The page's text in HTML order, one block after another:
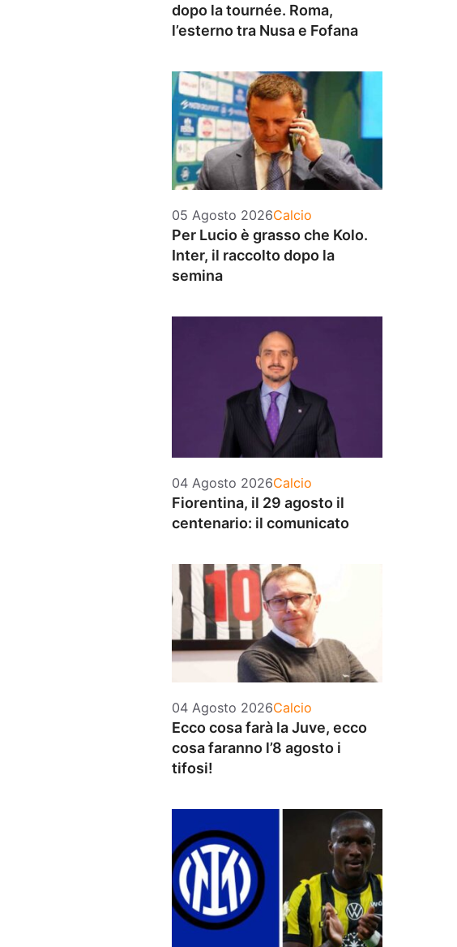
dopo la tournée. Roma,
l’esterno tra Nusa e Fofana
05 Agosto 2026Categorie
Calcio
Per Lucio è grasso che Kolo.
Inter, il raccolto dopo la
semina
04 Agosto 2026Categorie
Calcio
Fiorentina, il 29 agosto il
centenario: il comunicato
04 Agosto 2026Categorie
Calcio
Ecco cosa farà la Juve, ecco
cosa faranno l’8 agosto i
tifosi!